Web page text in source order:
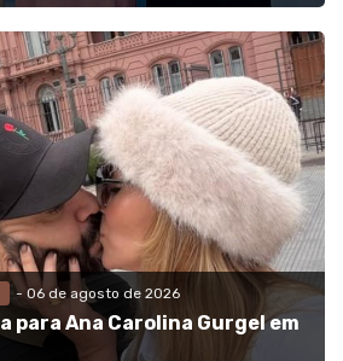
- 06 de agosto de 2026
para Ana Carolina Gurgel em